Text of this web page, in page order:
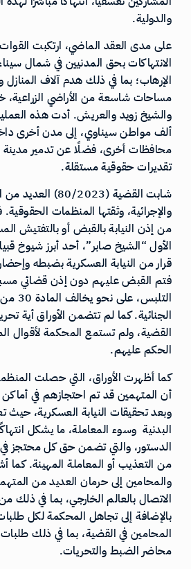
والدولية.
على مدى العقد الماضي، ارتكبت
الانتهاكات بحق المدنيين في شمال
الإرهاب؛ بما في ذلك هدم آلاف المنازل
مساحات شاسعة من الأراضي
ألف مواطن سيناوي، إلى مدن أخرى
محافظات أخرى، فضلًا عن تدمير مدينة
تقديرات حقوقية مستقلة.
شابت القضية (80/
والإجرائية، وثقتها المنظمات
من إذن النيابة بالقبض أو بالتفتيش
الأول “الشيخ صابر”، أحد أبرز شيوخ
قرار من النيابة العسكرية بضبطه
فتم القبض عليهم دون إذن قضائي
الجنائية. كما لم تتضمن الأوراق أية
القضية، ولم تستمع المحكمة لأقوال
الحكم عليهم.
كما أظهرت الأوراق، التي حصلت
أن المتهمين قد تم احتجازهم في أماكن
وبعد تحقيقات النيابة العسكرية، حيث
الدستور، والتي تضمن حق كل محتجز في
من التعذيب أو المعاملة المهينة. كما
والمحامين إلى حرمان العديد من
الاتصال بالعالم الخارجي، بما في ذلك
بالإضافة إلى تجاهل المحكمة لكل
المحامين في القضية، بما في ذلك
محاضر الضبط والتحريات.